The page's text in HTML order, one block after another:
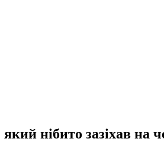
нібито зазіхав на